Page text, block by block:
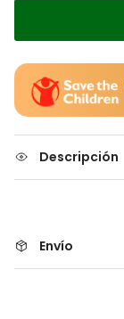
Descripción
Envío